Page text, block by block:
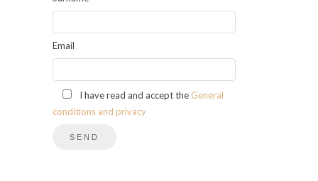
Email
I have read and accept the General
conditions and privacy